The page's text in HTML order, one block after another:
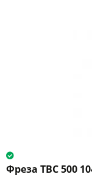
Фреза ТВС 500